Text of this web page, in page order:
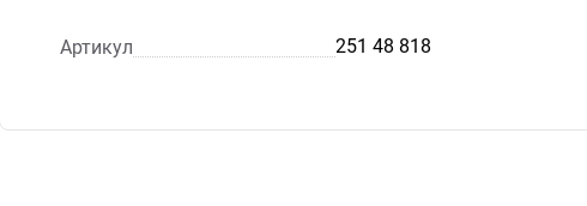
Артикул 251 48 818